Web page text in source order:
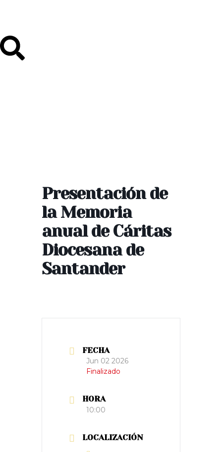
Presentación de
la Memoria
anual de Cáritas
Diocesana de
Santander
FECHA
Jun 02 2026
Finalizado
HORA
10:00
LOCALIZACIÓN